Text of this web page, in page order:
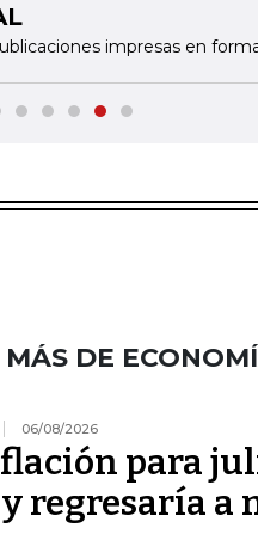
impresas en
MÁS DE
06/08/2026
para
y regresaría a